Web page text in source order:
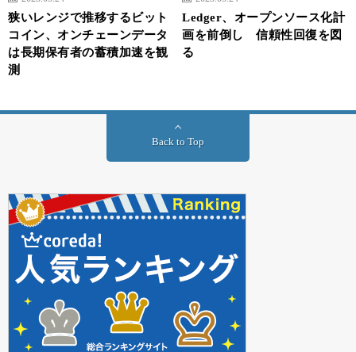
狭いレンジで推移するビット
コイン、オンチェーンデータ
は長期保有者の蓄積加速を観
測
Ledger、オープンソース化計
画を前倒し 信頼性回復を図
る
Back to Top